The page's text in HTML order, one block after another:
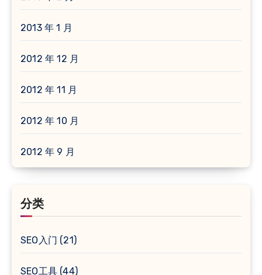
2013 年 1 月
2012 年 12 月
2012 年 11 月
2012 年 10 月
2012 年 9 月
分类
SEO入门 (21)
SEO工具 (44)